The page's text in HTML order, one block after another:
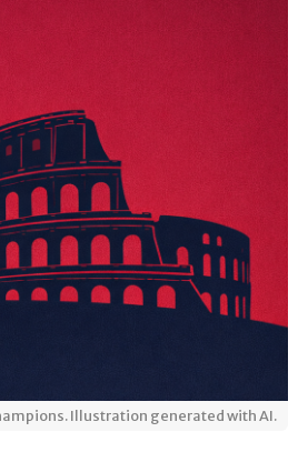
Illustration generated with AI.